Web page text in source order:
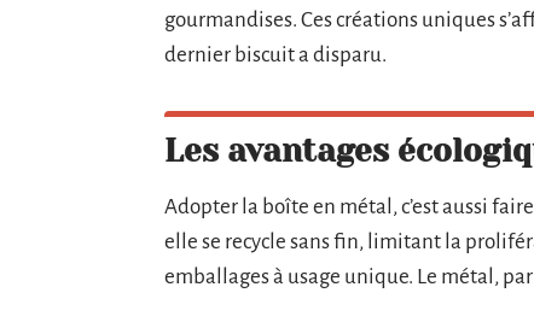
gourmandises. Ces créations uniques
dernier biscuit a disparu.
Les avantages
Adopter la boîte en métal, c’est aussi
elle se recycle sans fin, limitant la
emballages à usage unique. Le métal,